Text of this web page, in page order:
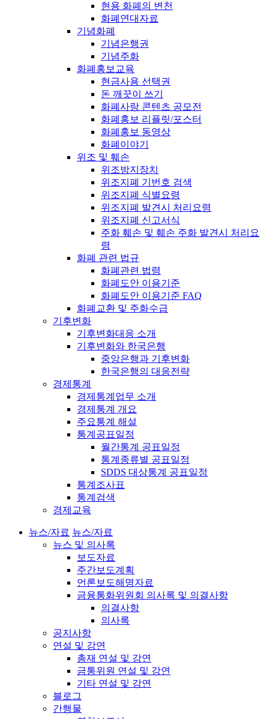
현용 화폐의 변천
화폐연대자료
기념화폐
기념은행권
기념주화
화폐홍보교육
현금사용 선택권
돈 깨끗이 쓰기
화폐사랑 콘텐츠 공모전
화폐홍보 리플릿/포스터
화폐홍보 동영상
화폐이야기
위조 및 훼손
위조방지장치
위조지폐 기번호 검색
위조지폐 식별요령
위조지폐 발견시 처리요령
위조지폐 신고서식
주화 훼손 및 훼손 주화 발견시 처리요
령
화폐 관련 법규
화폐관련 법령
화폐도안 이용기준
화폐도안 이용기준 FAQ
화폐교환 및 주화수급
기후변화
기후변화대응 소개
기후변화와 한국은행
중앙은행과 기후변화
한국은행의 대응전략
경제통계
경제통계업무 소개
경제통계 개요
주요통계 해설
통계공표일정
월간통계 공표일정
통계종류별 공표일정
SDDS 대상통계 공표일정
통계조사표
통계검색
경제교육
뉴스/자료 뉴스/자료
뉴스 및 의사록
보도자료
주간보도계획
언론보도해명자료
금융통화위원회 의사록 및 의결사항
의결사항
의사록
공지사항
연설 및 강연
총재 연설 및 강연
금통위원 연설 및 강연
기타 연설 및 강연
블로그
간행물